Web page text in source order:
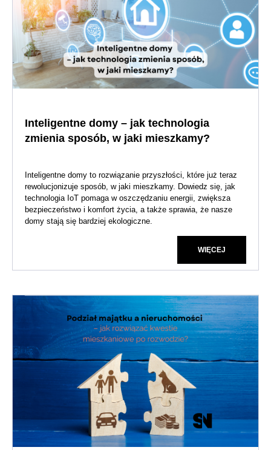
Inteligentne domy – jak technologia
zmienia sposób, w jaki mieszkamy?
Inteligentne domy to rozwiązanie przyszłości, które już teraz
rewolucjonizuje sposób, w jaki mieszkamy. Dowiedz się, jak
technologia IoT pomaga w oszczędzaniu energii, zwiększa
bezpieczeństwo i komfort życia, a także sprawia, że nasze
domy stają się bardziej ekologiczne.
WIĘCEJ